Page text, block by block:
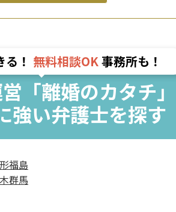
！ 無料相談OK事務所も！
「離婚のカタチ
強い弁護士を探す
福島
群馬